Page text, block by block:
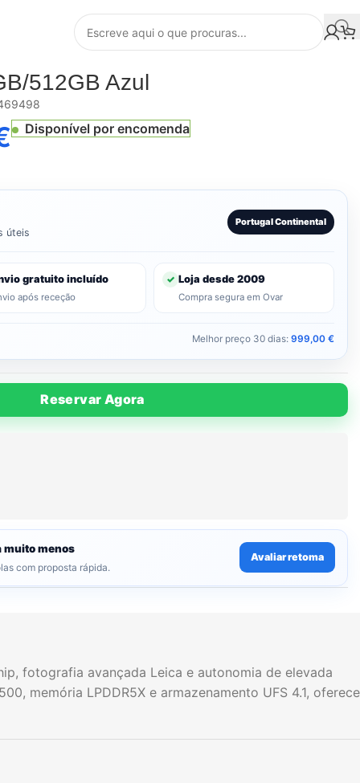
512GB Azul
Disponível por encomenda
úteis
Portugal Continental
gratuito incluído
após receção
✓ Loja desde 2009
Compra segura em Ovar
Melhor preço 30 dias: 999,00 €
Reservar Agora
muito menos
com proposta rápida.
Avaliar retoma
fotografia avançada Leica e autonomia de elevada
memória LPDDR5X e armazenamento UFS 4.1, oferece